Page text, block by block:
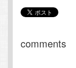
comments